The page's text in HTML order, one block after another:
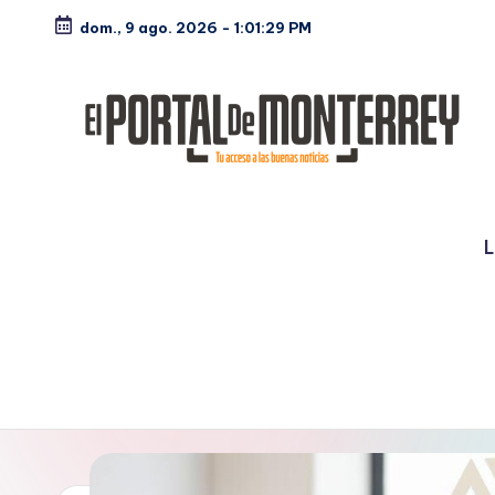
contenido
dom., 9 ago. 2026 - 1:01:30 PM
a